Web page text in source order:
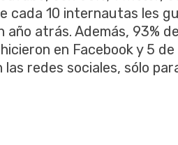
cada 10 internautas les
año atrás. Además, 93%
en Facebook y 5
redes sociales, sólo